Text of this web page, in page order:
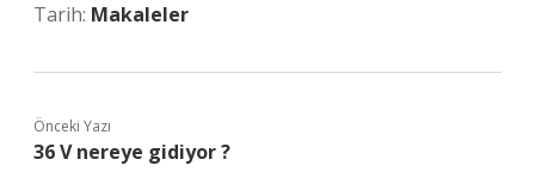
Tarih: Makaleler
Önceki Yazı
36 V nereye gidiyor ?